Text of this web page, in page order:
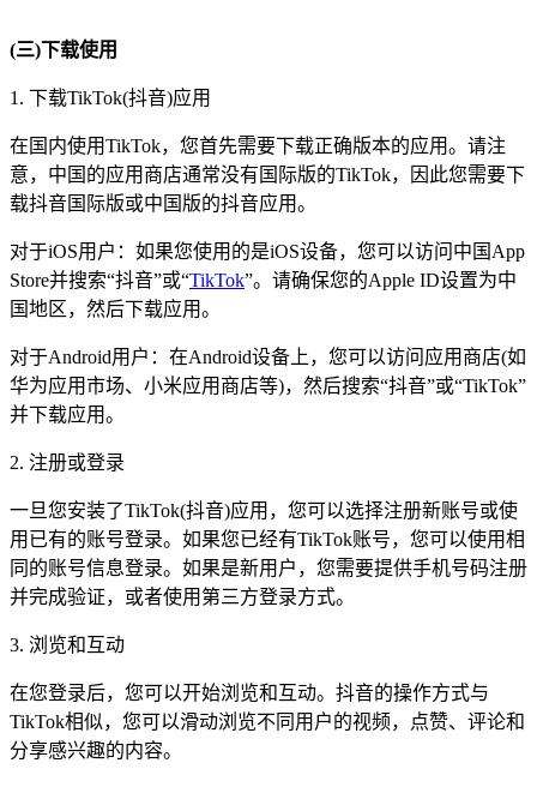
(三)下载使用
1. 下载TikTok(抖音)应用
在国内使用TikTok，您首先需要下载正确版本的应用。请注
意，中国的应用商店通常没有国际版的TikTok，因此您需要下
载抖音国际版或中国版的抖音应用。
对于iOS用户：如果您使用的是iOS设备，您可以访问中国App
Store并搜索“抖音”或“TikTok”。请确保您的Apple ID设置为中
国地区，然后下载应用。
对于Android用户：在Android设备上，您可以访问应用商店(如
华为应用市场、小米应用商店等)，然后搜索“抖音”或“TikTok”
并下载应用。
2. 注册或登录
一旦您安装了TikTok(抖音)应用，您可以选择注册新账号或使
用已有的账号登录。如果您已经有TikTok账号，您可以使用相
同的账号信息登录。如果是新用户，您需要提供手机号码注册
并完成验证，或者使用第三方登录方式。
3. 浏览和互动
在您登录后，您可以开始浏览和互动。抖音的操作方式与
TikTok相似，您可以滑动浏览不同用户的视频，点赞、评论和
分享感兴趣的内容。